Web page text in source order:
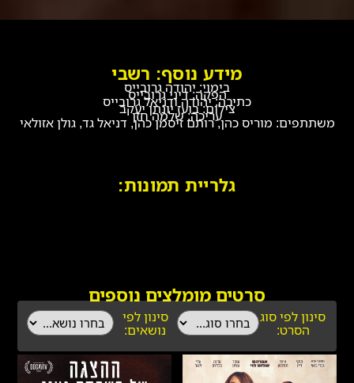
גלריית תמונות:
מידע נוסף: רשבי
בימוי: יהודה גרובייס
הפקה: דיני גרובייס
כתיבה: יהודה ודניאל גרובייס
צילום: בועז יונתן יעקב
עריכה: שלמה חזן
משתתפים: מוריס כהן, רותם זיסמן כהן, דניאל גד, גולן אזולאי
סרטים מומלצים נוספים
סינון לפי
נושאים:
סינון לפי סוג
הסרט: